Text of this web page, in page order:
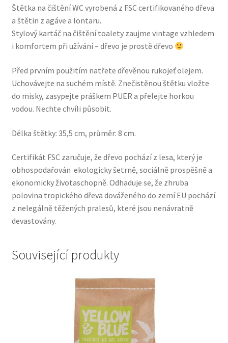
Štětka na čištění WC vyrobená z FSC certifikovaného dřeva
a štětin z agáve a lontaru.
Stylový kartáč na čištění toalety zaujme vintage vzhledem
i komfortem při užívání – dřevo je prostě dřevo
Před prvním použitím natřete dřevěnou rukojeť olejem.
Uchovávejte na suchém místě. Znečistěnou štětku vložte
do misky, zasypejte práškem PUER a přelejte horkou
vodou. Nechte chvíli působit.
Délka štětky: 35,5 cm, průměr: 8 cm.
Certifikát FSC zaručuje, že dřevo pochází z lesa, který je
obhospodařován ekologicky šetrně, sociálně prospěšně a
ekonomicky životaschopně. Odhaduje se, že zhruba
polovina tropického dřeva dováženého do zemí EU pochází
z nelegálně těžených pralesů, které jsou nenávratně
devastovány.
Související produkty